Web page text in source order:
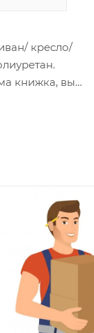
кресло/
книжка, вы
мм.
на выбор.